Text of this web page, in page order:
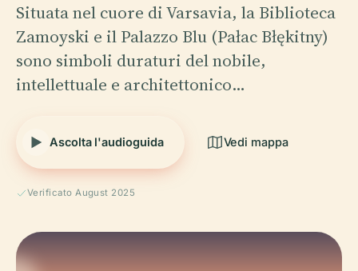
Situata nel cuore di Varsavia, la Biblioteca
Zamoyski e il Palazzo Blu (Pałac Błękitny)
sono simboli duraturi del nobile,
intellettuale e architettonico…
Ascolta l'audioguida Vedi mappa
Verificato August 2025